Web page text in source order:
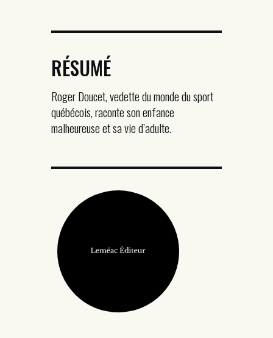
RÉSUMÉ
Roger Doucet, vedette du monde du sport
québécois, raconte son enfance
malheureuse et sa vie d’adulte.